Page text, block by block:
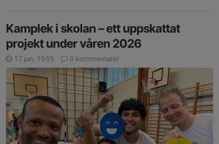
Kamplek i skolan – ett uppskattat
projekt under våren 2026
17 jun, 15:05 0 kommentarer